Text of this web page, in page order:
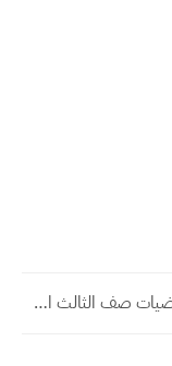
الخطة السنوية الرياضيات صف الثالث المتوسط 2025 2026